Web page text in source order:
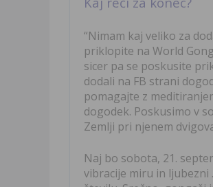
“Nimam kaj veliko za
priklopite na World
sicer pa se poskusite
dodali na FB strani
pomagajte z
dogodek. Poskusimo v
Zemlji pri njenem
Naj bo sobota, 21.
vibracije miru in ljubezni